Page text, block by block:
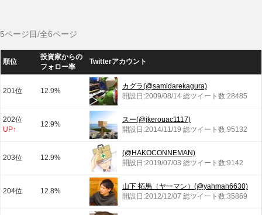
5ページ目/全6ページ
順位
投資家からの
フォロー率
Twitterアカウント
201位 12.9%
カグラ(@samidarekagura)
開設日:2009/08/14 総ツイート数:28485
202位
UP↑
12.9%
スー(@jkerouac1117)
開設日:2014/11/19 総ツイート数:95132
203位 12.9%
(@HAKOCONNEMAN)
開設日:2019/07/03 総ツイート数:9142
204位 12.8%
山下 拓馬（ヤーマン）(@yahman6630)
開設日:2012/12/07 総ツイート数:35869